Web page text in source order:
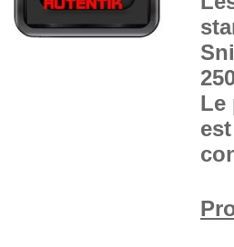
Le